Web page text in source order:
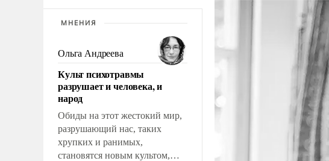
МНЕНИЯ
Ольга Андреева
Культ психотравмы
разрушает и человека, и
народ
Обиды на этот жестокий мир,
разрушающий нас, таких
хрупких и ранимых,
становятся новым культом,